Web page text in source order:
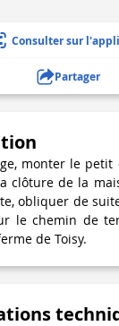
Consulter sur
Partager
monter le petit
clôture de la
obliquer de
le chemin de
de Toisy.